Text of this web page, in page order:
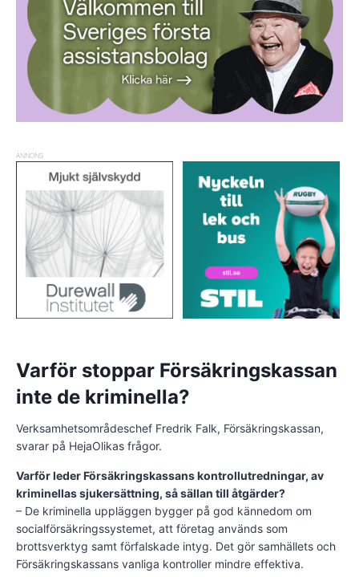
ANNONS
Varför stoppar Försäkringskassan
inte de kriminella?
Verksamhetsområdeschef Fredrik Falk, Försäkringskassan,
svarar på HejaOlikas frågor.
Varför leder Försäkringskassans kontrollutredningar, av
kriminellas sjukersättning, så sällan till åtgärder?
– De kriminella uppläggen bygger på god kännedom om
socialförsäkringssystemet, att företag används som
brottsverktyg samt förfalskade intyg. Det gör samhällets och
Försäkringskassans vanliga kontroller mindre effektiva.